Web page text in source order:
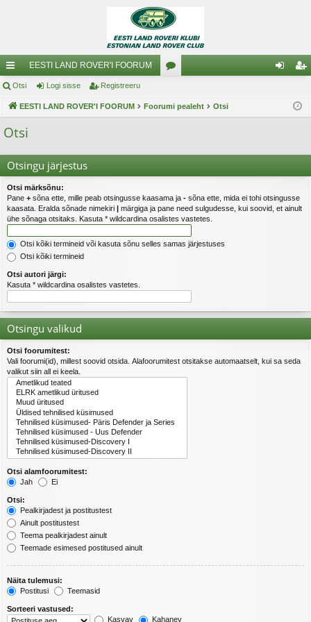
iirl
in
gi
EESTI LAND ROVER'I FOORUM
ru ist
Otsi Logi sisse Registreeru
EESTI LAND ROVER'I FOORUM Foorumi pealeht Otsi
Otsi
Otsingu järjestus
Otsi märksõnu:
Pane + sõna ette, mille peab otsingusse kaasama ja - sõna ette, mida ei tohi otsingusse
kaasata. Eralda sõnade nimekiri | märgiga ja pane need sulgudesse, kui soovid, et ainult
ühe sõnaga otsitaks. Kasuta * wildcardina osalistes vastetes.
Otsi kõiki termineid või kasuta sõnu selles samas järjestuses
Otsi kõiki termineid
Otsi autori järgi:
Kasuta * wildcardina osalistes vastetes.
Otsingu valikud
Otsi foorumitest:
Vali foorumi(id), millest soovid otsida. Alafoorumitest otsitakse automaatselt, kui sa seda
valikut siin all ei keela.
Otsi alamfoorumitest:
Jah
Ei
Otsi:
Pealkirjadest ja postitustest
Ainult postitustest
Teema pealkirjadest ainult
Teemade esimesed postitused ainult
Näita tulemusi:
Postitusi
Teemasid
Sorteeri vastused:
Kasvav
Kahanev